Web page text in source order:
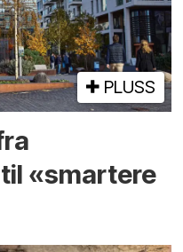
PLUSS
«smartere